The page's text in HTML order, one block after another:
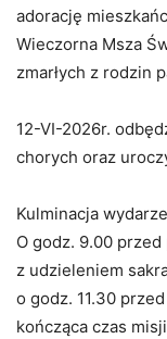
adorację
Wieczorna Msza
zmarłych z rodzin
12-VI-2026r.
chorych oraz
Kulminacja
O godz. 9.00
z udzieleniem
o godz. 11.30
kończąca czas